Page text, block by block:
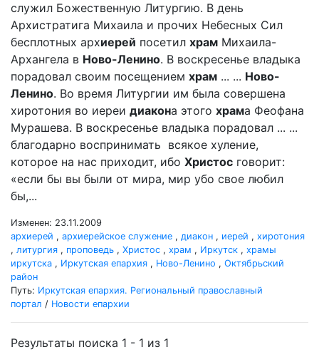
служил Божественную Литургию. В день
Архистратига Михаила и прочих Небесных Сил
бесплотных архиерей посетил храм Михаила-
Архангела в Ново-Ленино. В воскресенье владыка
порадовал своим посещением храм ... ... Ново-
Ленино. Во время Литургии им была совершена
хиротония во иереи диакона этого храма Феофана
Мурашева. В воскресенье владыка порадовал ... ...
благодарно воспринимать всякое хуление,
которое на нас приходит, ибо Христос говорит:
«если бы вы были от мира, мир убо свое любил
бы,...
Изменен: 23.11.2009
архиерей , архиерейское служение , диакон , иерей , хиротония
, литургия , проповедь , Христос , храм , Иркутск , храмы
иркутска , Иркутская епархия , Ново-Ленино , Октябрьский
район
Путь: Иркутская епархия. Региональный православный
портал / Новости епархии
Результаты поиска 1 - 1 из 1